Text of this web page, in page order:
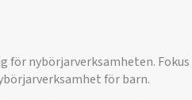
för nybörjarverksamheten.
för barn.